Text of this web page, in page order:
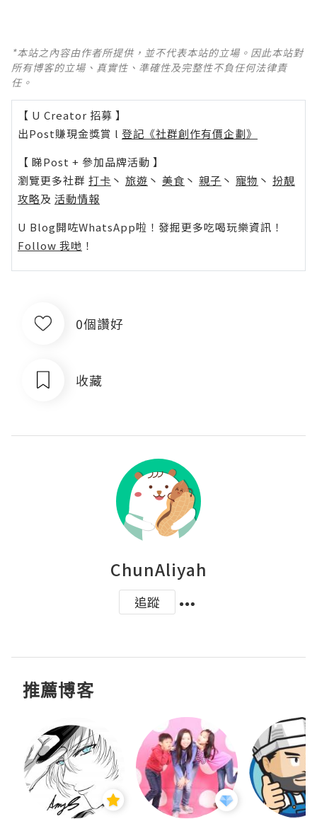
*本站之內容由作者所提供，並不代表本站的立場。因此本站對
所有博客的立場、真實性、準確性及完整性不負任何法律責
任。
【 U Creator 招募 】
出Post賺現金獎賞 l 登記《社群創作有價企劃》
【 睇Post + 參加品牌活動 】
瀏覽更多社群 打卡 丶 旅遊 丶 美食 丶 親子 丶 寵物 丶 扮靚
攻略及 活動情報
U Blog開咗WhatsApp啦！發掘更多吃喝玩樂資訊！
Follow 我哋 ！
0個讚好
收藏
ChunAliyah
追蹤
推薦博客